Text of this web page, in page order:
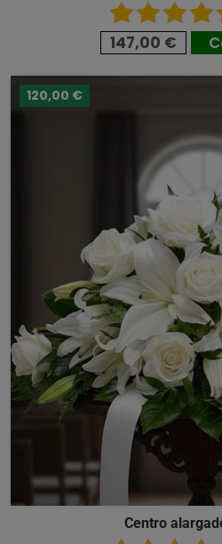
147,00 €
120,00 €
Centro